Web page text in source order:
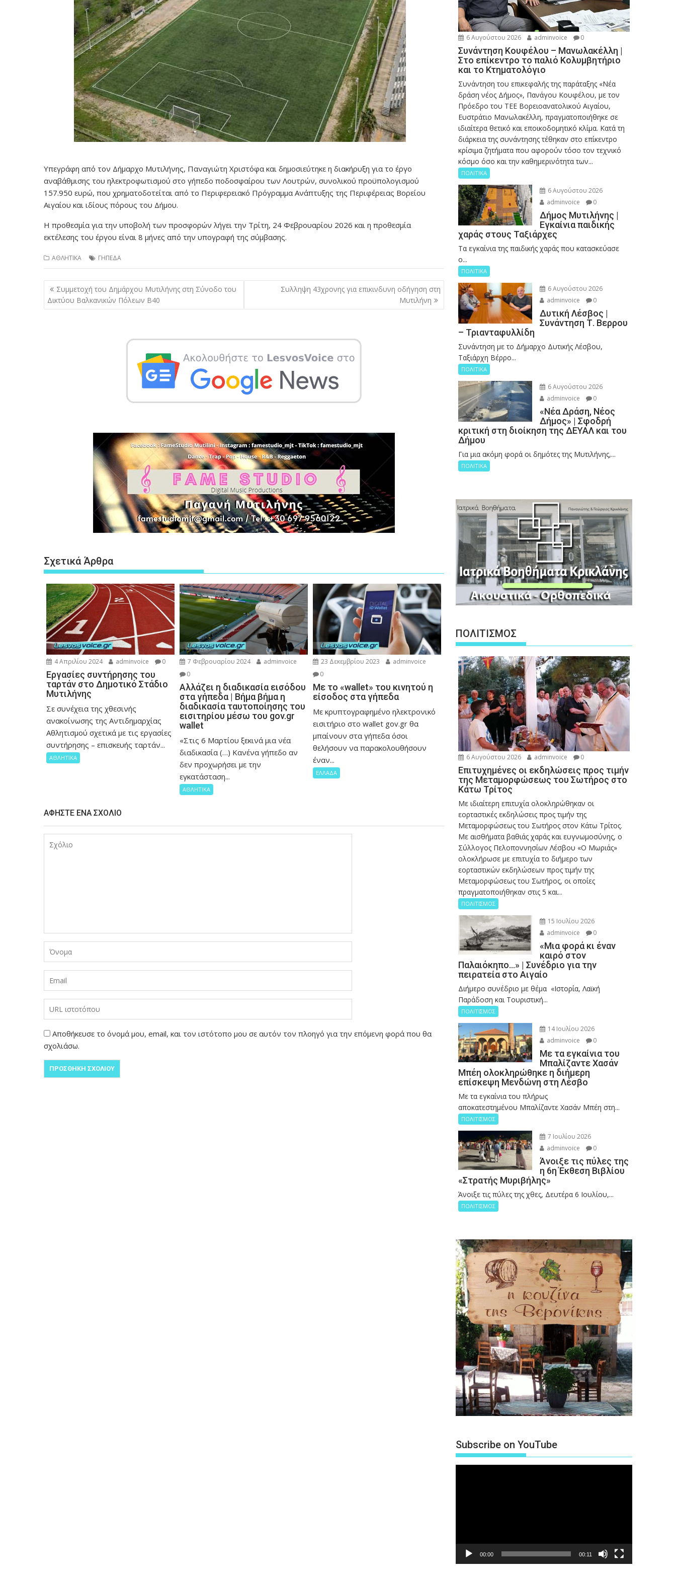
Υπεγράφη από τον Δήμαρχο Μυτιλήνης, Παναγιώτη Χριστόφα και δημοσιεύτηκε η διακήρυξη για το έργο
αναβάθμισης του ηλεκτροφωτισμού στο γήπεδο ποδοσφαίρου των Λουτρών, συνολικού προϋπολογισμού
157.950 ευρώ, που χρηματοδοτείται από το Περιφερειακό Πρόγραμμα Ανάπτυξης της Περιφέρειας Βορείου
Αιγαίου και ιδίους πόρους του Δήμου.
Η προθεσμία για την υποβολή των προσφορών λήγει την Τρίτη, 24 Φεβρουαρίου 2026 και η προθεσμία
εκτέλεσης του έργου είναι 8 μήνες από την υπογραφή της σύμβασης.
ΑΘΛΗΤΙΚΑ ΓΗΠΕΔΑ
Πλοήγηση
άρθρων
Συμμετοχή του Δημάρχου Μυτιλήνης στη Σύνοδο του
Δικτύου Βαλκανικών Πόλεων Β40
Συλληψη 43χρονης για επικινδυνη οδήγηση στη
Μυτιλήνη
Σχετικά Άρθρα
4 Απριλίου 2024 adminvoice 0
Εργασίες συντήρησης του
ταρτάν στο Δημοτικό Στάδιο
Μυτιλήνης
Σε συνέχεια της χθεσινής
ανακοίνωσης της Αντιδημαρχίας
Αθλητισμού σχετικά με τις εργασίες
συντήρησης – επισκευής ταρτάν...
ΑΘΛΗΤΙΚΑ
7 Φεβρουαρίου 2024
adminvoice
0
Αλλάζει η διαδικασία εισόδου
στα γήπεδα | Βήμα βήμα η
διαδικασία ταυτοποίησης του
εισιτηρίου μέσω του gov.gr
wallet
«Στις 6 Μαρτίου ξεκινά μια νέα
διαδικασία (…) Κανένα γήπεδο αν
δεν προχωρήσει με την
εγκατάσταση...
ΑΘΛΗΤΙΚΑ
23 Δεκεμβρίου 2023
adminvoice
0
Με το «wallet» του κινητού η
είσοδος στα γήπεδα
Με κρυπτογραφημένο ηλεκτρονικό
εισιτήριο στο wallet gov.gr θα
μπαίνουν στα γήπεδα όσοι
θελήσουν να παρακολουθήσουν
έναν...
ΕΛΛΑΔΑ
ΑΦΉΣΤΕ ΈΝΑ ΣΧΌΛΙΟ
Αποθήκευσε το όνομά μου, email, και τον ιστότοπο μου σε αυτόν τον πλοηγό για την επόμενη φορά που θα
σχολιάσω.
6 Αυγούστου 2026 adminvoice 0
Συνάντηση Κουφέλου – Μανωλακέλλη |
Στο επίκεντρο το παλιό Κολυμβητήριο
και το Κτηματολόγιο
Συνάντηση του επικεφαλής της παράταξης «Νέα
δράση νέος Δήμος», Πανάγου Κουφέλου, με τον
Πρόεδρο του ΤΕΕ Βορειοανατολικού Αιγαίου,
Ευστράτιο Μανωλακέλλη, πραγματοποιήθηκε σε
ιδιαίτερα θετικό και εποικοδομητικό κλίμα. Κατά τη
διάρκεια της συνάντησης τέθηκαν στο επίκεντρο
κρίσιμα ζητήματα που αφορούν τόσο τον τεχνικό
κόσμο όσο και την καθημερινότητα των...
ΠΟΛΙΤΙΚΑ
6 Αυγούστου 2026
adminvoice
0
Δήμος Μυτιλήνης |
Εγκαίνια παιδικής
χαράς στους Ταξιάρχες
Tα εγκαίνια της παιδικής χαράς που κατασκεύασε
ο...
ΠΟΛΙΤΙΚΑ
6 Αυγούστου 2026
adminvoice
0
Δυτική Λέσβος |
Συνάντηση Τ. Βερρου
– Τριανταφυλλίδη
Συνάντηση με το Δήμαρχο Δυτικής Λέσβου,
Ταξιάρχη Βέρρο...
ΠΟΛΙΤΙΚΑ
6 Αυγούστου 2026
adminvoice
0
«Νέα Δράση, Νέος
Δήμος» | Σφοδρή
κριτική στη διοίκηση της ΔΕΥΑΛ και του
Δήμου
Για μια ακόμη φορά οι δημότες της Μυτιλήνης,...
ΠΟΛΙΤΙΚΑ
ΠΟΛΙΤΙΣΜΟΣ
6 Αυγούστου 2026 adminvoice 0
Επιτυχημένες οι εκδηλώσεις προς τιμήν
της Μεταμορφώσεως του Σωτήρος στο
Κάτω Τρίτος
Με ιδιαίτερη επιτυχία ολοκληρώθηκαν οι
εορταστικές εκδηλώσεις προς τιμήν της
Μεταμορφώσεως του Σωτήρος στον Κάτω Τρίτος.
Με αισθήματα βαθιάς χαράς και ευγνωμοσύνης, ο
Σύλλογος Πελοποννησίων Λέσβου «Ο Μωριάς»
ολοκλήρωσε με επιτυχία το διήμερο των
εορταστικών εκδηλώσεων προς τιμήν της
Μεταμορφώσεως του Σωτήρος, οι οποίες
πραγματοποιήθηκαν στις 5 και...
ΠΟΛΙΤΙΣΜΟΣ
15 Ιουλίου 2026
adminvoice
0
«Μια φορά κι έναν
καιρό στον
Παλαιόκηπο…» | Συνέδριο για την
πειρατεία στο Αιγαίο
Διήμερο συνέδριο με θέμα «Ιστορία, Λαϊκή
Παράδοση και Τουριστική...
ΠΟΛΙΤΙΣΜΟΣ
14 Ιουλίου 2026
adminvoice
0
Με τα εγκαίνια του
Μπαλίζαντε Χασάν
Μπέη ολοκληρώθηκε η διήμερη
επίσκεψη Μενδώνη στη Λέσβο
Με τα εγκαίνια του πλήρως
αποκατεστημένου Μπαλίζαντε Χασάν Μπέη στη...
ΠΟΛΙΤΙΣΜΟΣ
7 Ιουλίου 2026
adminvoice
0
Άνοιξε τις πύλες της
η 6η Έκθεση Βιβλίου
«Στρατής Μυριβήλης»
Άνοιξε τις πύλες της χθες, Δευτέρα 6 Ιουλίου,...
ΠΟΛΙΤΙΣΜΟΣ
Subscribe on YouTube
00:00 00:11